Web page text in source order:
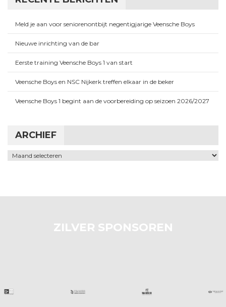
Meld je aan voor seniorenontbijt negentigjarige Veensche Boys
Nieuwe inrichting van de bar
Eerste training Veensche Boys 1 van start
Veensche Boys en NSC Nijkerk treffen elkaar in de beker
Veensche Boys 1 begint aan de voorbereiding op seizoen 2026/2027
ARCHIEF
Archief
ZILVER SPONSOREN